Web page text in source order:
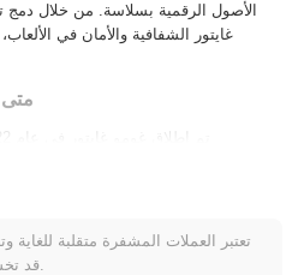
الأصول الرقمية بسلاسة. من خلال دمج
غايتور الشفافية والأمان في
متى
اكتسب المشروع زخمًا من خلال نموذج
بورصات لامركزية، وشهد غومو غايتور
وشراكات مدفوعة من المجتمع زادت
تعتبر العملات المشفرة متقلبة
قد تخسر جزءًا أو كل استثمارك.